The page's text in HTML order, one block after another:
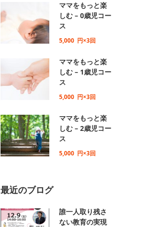
ママをもっと楽
しむ – 0歳児コー
ス
5,000 円×3回
ママをもっと楽
しむ – 1歳児コー
ス
5,000 円×3回
ママをもっと楽
しむ – 2歳児コー
ス
5,000 円×3回
最近のブログ
誰一人取り残さ
ない教育の実現